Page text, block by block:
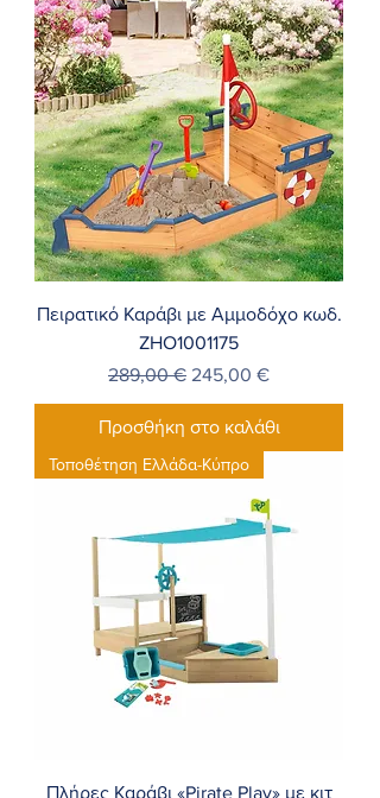
Πειρατικό Καράβι με Αμμοδόχο κωδ.
ZHO1001175
Κανονική τιμή
289,00 € Τιμή Έκπτωσης
245,00 €
Προσθήκη στο καλάθι
Τοποθέτηση Ελλάδα-Κύπρο
Πλήρες Καράβι «Pirate Play» με κιτ